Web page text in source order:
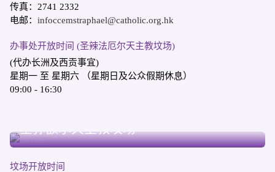
传真：2741 2332
电邮：infoccemstraphael@catholic.org.hk
办事处开放时间 (圣辣法厄尔天主教坟场)
(代办长洲及西贡事宜)
星期一 至 星期六 （星期日及公众假期休息）
09:00 - 16:30
圣弥额尔天主教坟场
坟场开放时间